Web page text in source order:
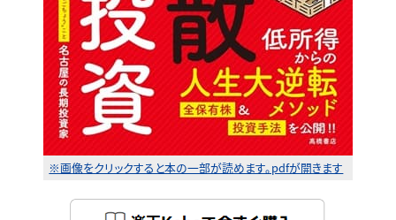
※画像をクリックすると本の一部が読めます。pdfが開きます